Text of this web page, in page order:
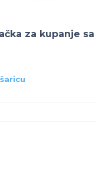
za kupanje